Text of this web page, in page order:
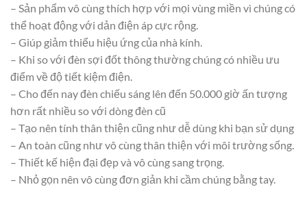
– Sản phẩm vô cùng thích hợp với mọi vùng miền vì chúng có
thể hoạt động với dản điện áp cực rộng.
– Giúp giảm thiểu hiệu ứng của nhà kính.
– Khi so với đèn sợi đốt thông thường chúng có nhiều ưu
điểm về độ tiết kiệm điện.
– Cho đến nay đèn chiếu sáng lên đến 50.000 giờ ấn tượng
hơn rất nhiều so với dòng đèn cũ
– Tạo nên tính thân thiện cũng như dễ dùng khi bạn sử dụng
– An toàn cũng như vô cùng thân thiện với môi trường sống.
– Thiết kế hiện đại đẹp và vô cùng sang trọng.
– Nhỏ gọn nên vô cùng đơn giản khi cầm chúng bằng tay.